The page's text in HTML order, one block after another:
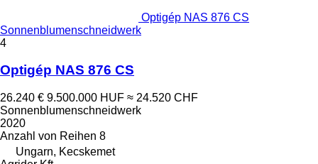
Optigép NAS 876 CS
Sonnenblumenschneidwerk
4
Optigép NAS 876 CS
26.240 € 9.500.000 HUF ≈ 24.520 CHF
Sonnenblumenschneidwerk
2020
Anzahl von Reihen 8
Ungarn, Kecskemet